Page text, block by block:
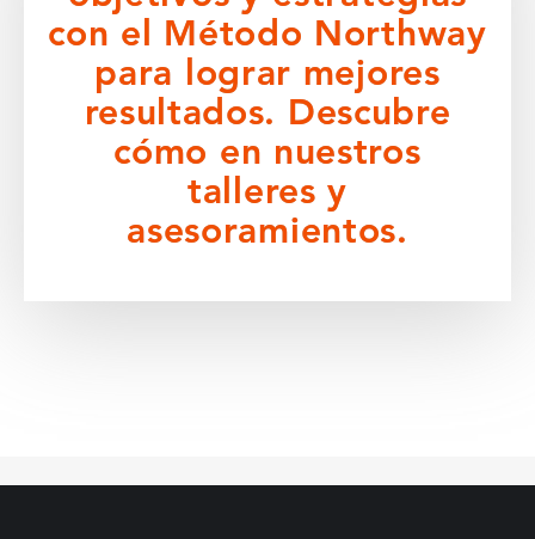
con el Método Northway
para lograr mejores
resultados. Descubre
cómo en nuestros
talleres y
asesoramientos.